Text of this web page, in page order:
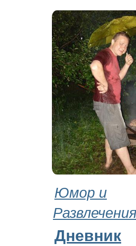
Юмор и
Развлечения
Дневник